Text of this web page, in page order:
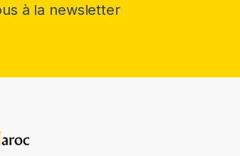
à la newsletter